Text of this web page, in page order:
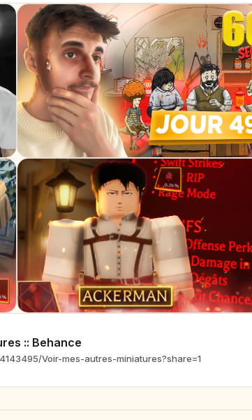
:: Behance
Voir-mes-autres-miniatures?share=1